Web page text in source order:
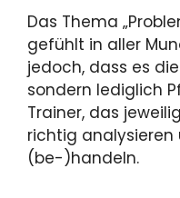
Das Thema
gefühlt in aller
jedoch, dass es
sondern lediglich
Trainer, das
richtig
(be-)handeln.